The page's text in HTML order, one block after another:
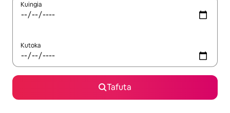
Kuingia
Kutoka
Tafuta